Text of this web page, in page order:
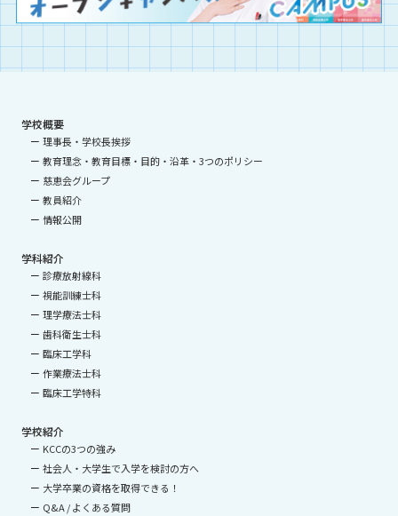
学校概要
理事長・学校長挨拶
教育理念・教育目標・目的・沿革・3つのポリシー
慈恵会グループ
教員紹介
情報公開
学科紹介
診療放射線科
視能訓練士科
理学療法士科
歯科衛生士科
臨床工学科
作業療法士科
臨床工学特科
学校紹介
KCCの3つの強み
社会人・大学生で入学を検討の方へ
大学卒業の資格を取得できる！
Q&A / よくある質問